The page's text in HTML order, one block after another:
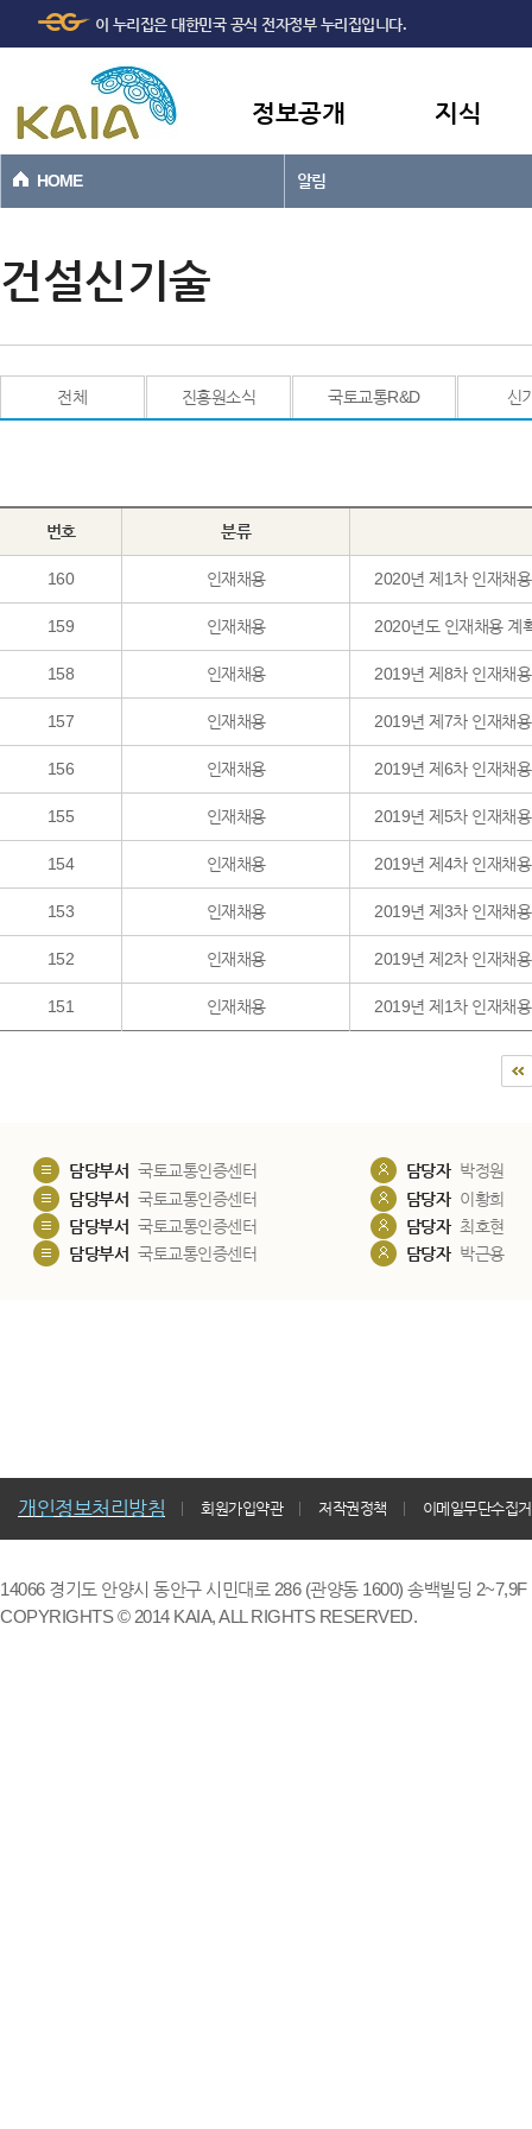
본문바로가기
이 누리집은 대한민국 공식 전자정부 누리집입니다.
정보공개 지식
HOME 알림
건설신기술
전체 진흥원소식 국토교통R&D 신
번호 분류
160 인재채용
159 인재채용 2020년도 인재채용 계
158 인재채용 2019년 제8차 인재채
157 인재채용 2019년 제7차 인재채
156 인재채용 2019년 제6차 인재채
155 인재채용 2019년 제5차 인재채
154 인재채용 2019년 제4차 인재채
153 인재채용 2019년 제3차 인재채
152 인재채용 2019년 제2차 인재채
151 인재채용 2019년 제1차 인재채
담당부서 국토교통인증센터 담당자 박정원
담당부서 국토교통인증센터 담당자 이황희
담당부서 국토교통인증센터 담당자 최호현
담당부서 국토교통인증센터 담당자 박근용
개인정보처리방침 회원가입약관 저작권정책 이메일무단수집
14066 경기도 안양시 동안구 시민대로 286 (관양동 1600) 송백빌딩
COPYRIGHTS © 2014 KAIA, ALL RIGHTS RESERVED.